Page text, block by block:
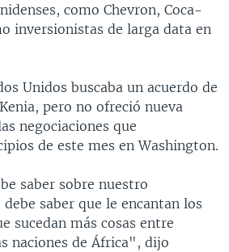
como Chevron, Coca-
inversionistas de larga data en
Unidos buscaba un acuerdo de
pero no ofreció nueva
negociaciones que
de este mes en Washington.
saber sobre nuestro
saber que le encantan los
sucedan más cosas entre
naciones de África", dijo